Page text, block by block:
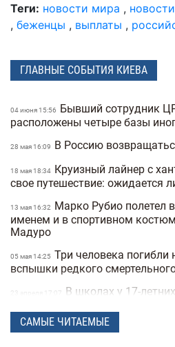
Теги: новости мира ,
, беженцы , выплаты ,
ГЛАВНЫЕ СОБЫТИЯ КИЕВА
04 июня 15:56
Бывший сотрудник
расположены четыре базы
28 мая 16:09 В Россию
18 мая 18:34 Круизный лайнер с
свое путешествие: ожидается
13 мая 16:32
Марко Рубио полетел
именем и в спортивном
Мадуро
05 мая 14:25 Три человека погибли
вспышки редкого
23 апреля 17:07
В школах у 17-
Полиция Мексики
САМЫЕ ЧИТАЕМЫЕ